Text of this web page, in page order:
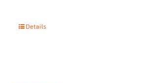
Details